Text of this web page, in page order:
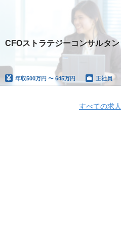
CFOストラテジーコンサルタ
年収500万円 〜 645万円 正社員
すべての求